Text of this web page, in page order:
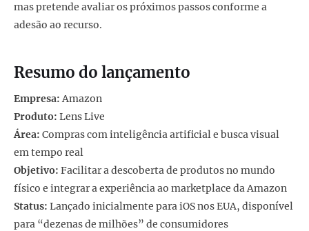
mas pretende avaliar os próximos passos conforme a
adesão ao recurso.
Resumo do lançamento
Empresa:Amazon
Produto: Lens Live
Área: Compras com inteligência artificial e busca visual
em tempo real
Objetivo: Facilitar a descoberta de produtos no mundo
físico e integrar a experiência ao marketplace da Amazon
Status: Lançado inicialmente para iOS nos EUA, disponível
para “dezenas de milhões” de consumidores